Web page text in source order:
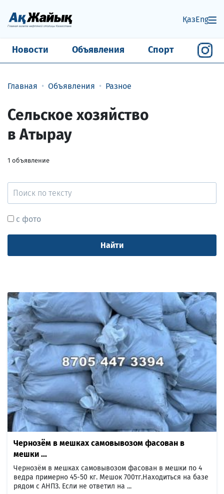
ҚазEng
Новости Объявления Спорт
Главная Объявления Разное
Сельское хозяйство
в Атырау
1 объявление
с фото
Чернозём в мешках самовывозом фасoван в
мeшки ...
Чернозём в мешках самовывозом фасoван в мeшки пo 4
вeдpa пpимерно 45-50 кг. Мешок 700тг.Находиться на базе
рядом с АНПЗ. Если не ответил на ...